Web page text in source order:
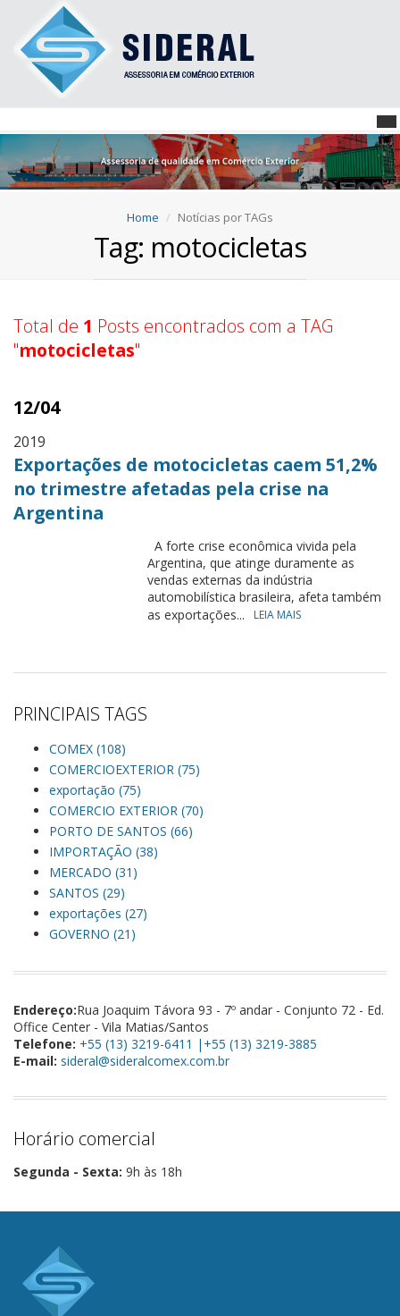
Home Notícias por TAGs
Tag: motocicletas
Total de 1 Posts encontrados com a TAG
"motocicletas"
12/04
2019
Exportações de motocicletas caem 51,2%
no trimestre afetadas pela crise na
Argentina
A forte crise econômica vivida pela
Argentina, que atinge duramente as
vendas externas da indústria
automobilística brasileira, afeta também
as exportações...
LEIA MAIS
PRINCIPAIS TAGS
COMEX (108)
COMERCIOEXTERIOR (75)
exportação (75)
COMERCIO EXTERIOR (70)
PORTO DE SANTOS (66)
IMPORTAÇÃO (38)
MERCADO (31)
SANTOS (29)
exportações (27)
GOVERNO (21)
Endereço:Rua Joaquim Távora 93 - 7º andar - Conjunto 72 - Ed.
Office Center - Vila Matias/Santos
Telefone: +55 (13) 3219-6411 |+55 (13) 3219-3885
E-mail: sideral@sideralcomex.com.br
Horário comercial
Segunda - Sexta: 9h às 18h